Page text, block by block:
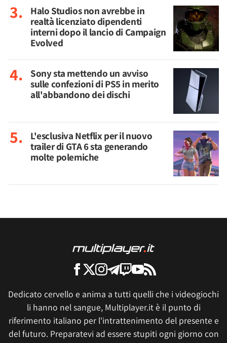
Halo Studios non avrebbe in
realtà licenziato dipendenti
interni dopo il lancio di Campaign
Evolved
Sony sta mettendo un avviso
sulle confezioni di PS5 in merito
all'abbandono dei dischi
L'esclusiva Netflix per il nuovo
trailer di GTA 6 sta generando
molte polemiche
Dedicato cervello e anima a tutti quelli che i videogiochi
li hanno nel sangue, Multiplayer.it è il punto di
riferimento italiano per l'intrattenimento del presente e
del futuro. Preparatevi ad essere stupiti ogni giorno con